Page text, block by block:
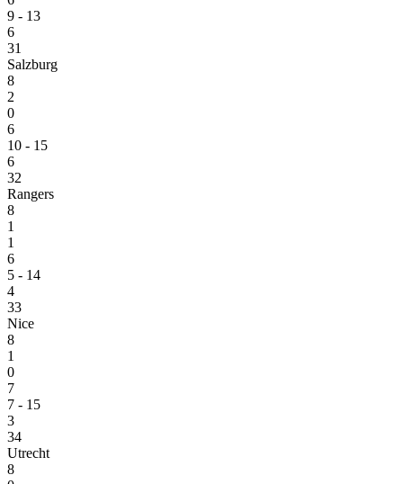
9 - 13
6
31
Salzburg
8
2
0
6
10 - 15
6
32
Rangers
8
1
1
6
5 - 14
4
33
Nice
8
1
0
7
7 - 15
3
34
Utrecht
8